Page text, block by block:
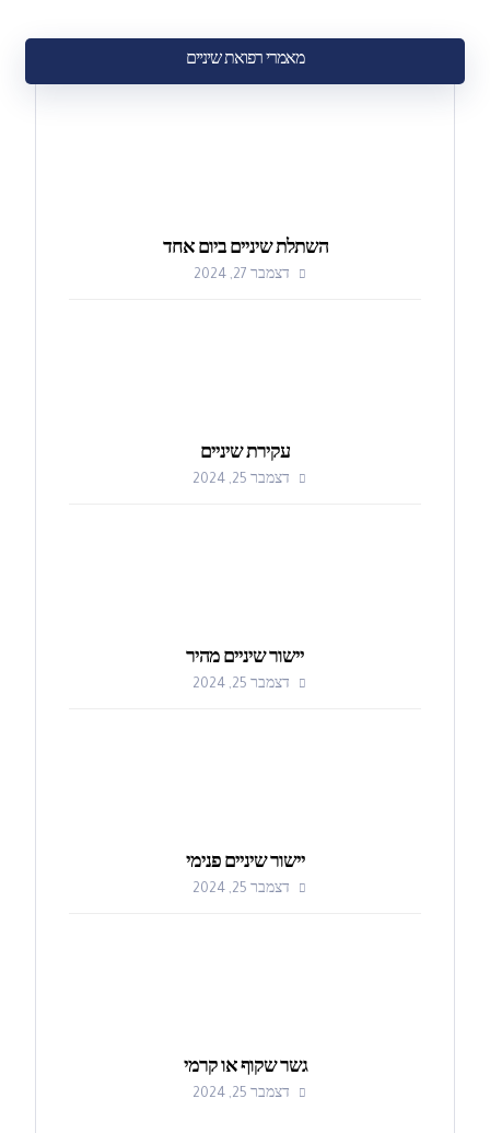
מאמרי רפואת שיניים
השתלת שיניים ביום אחד
דצמבר 27, 2024
עקירת שיניים
דצמבר 25, 2024
יישור שיניים מהיר
דצמבר 25, 2024
יישור שיניים פנימי
דצמבר 25, 2024
גשר שקוף או קרמי
דצמבר 25, 2024